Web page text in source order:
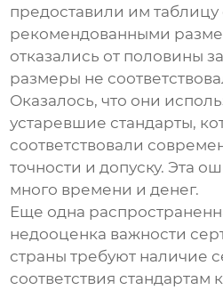
предоставили им таблицу
рекомендованными
отказались от половины
размеры не
Оказалось, что они
устаревшие стандарты,
соответствовали
точности и допуску. Эта
много времени и денег.
Еще одна
недооценка важности
страны требуют наличие
соответствия стандартам